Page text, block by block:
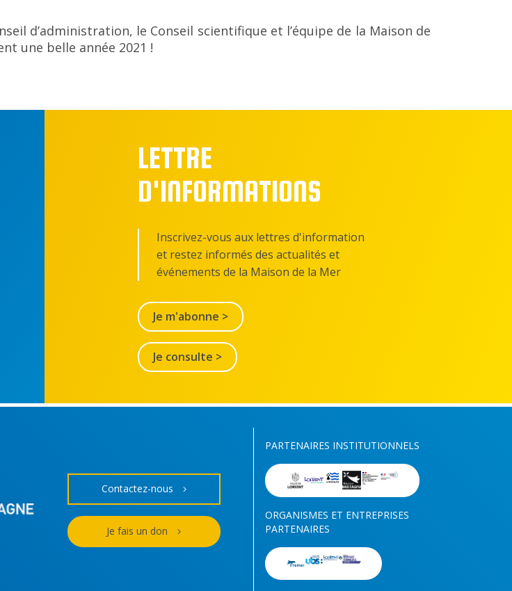
d’administration, le Conseil scientifique et l’équipe de la Maison de
une belle année 2021 !
LETTRE
D'INFORMATIONS
Inscrivez-vous aux lettres d'information
et restez informés des actualités et
événements de la Maison de la Mer
Je m'abonne >
Je consulte >
Contactez-nous
Je fais un don
PARTENAIRES INSTITUTIONNELS
ORGANISMES ET ENTREPRISES
PARTENAIRES